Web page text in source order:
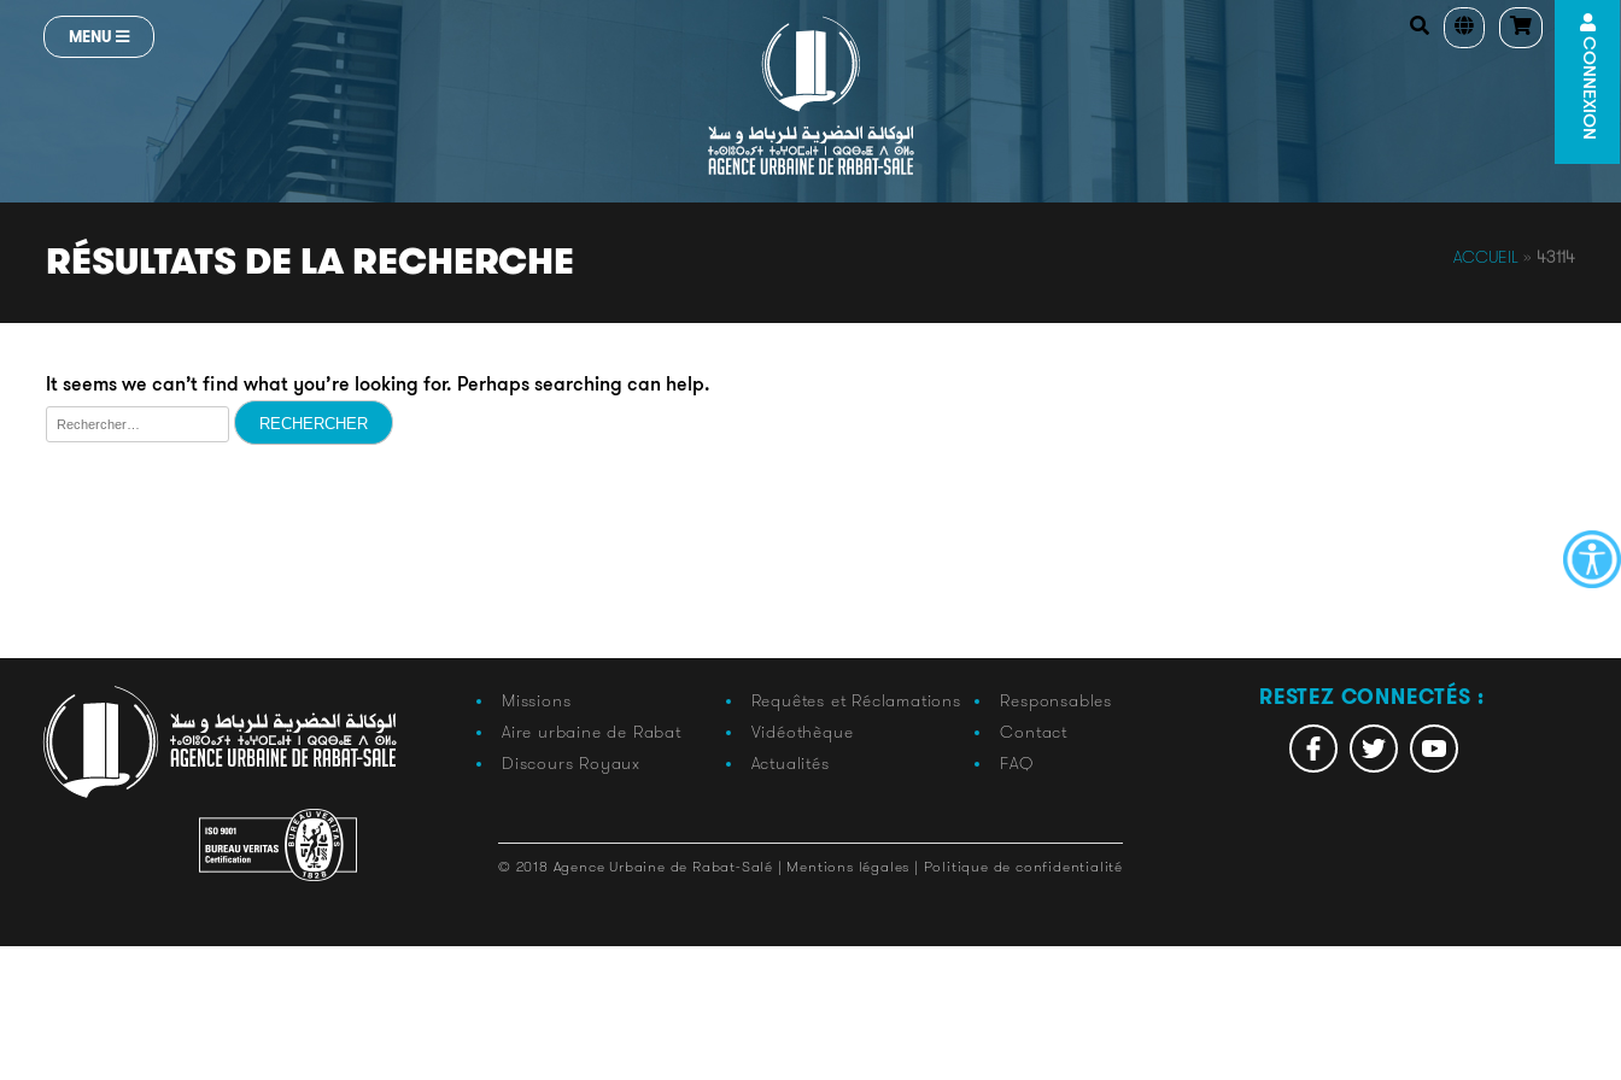
MENU CONNEXION
RÉSULTATS DE LA RECHERCHE ACCUEIL» 43114
It seems we can’t find what you’re looking for. Perhaps searching can help.
Rechercher :
Missions
Aire urbaine de Rabat
Discours Royaux
Requêtes et Réclamations
Vidéothèque
Actualités
Responsables
Contact
FAQ
RESTEZ CONNECTÉS :
© 2018 Agence Urbaine de Rabat-Salé | Mentions légales | Politique de confidentialité